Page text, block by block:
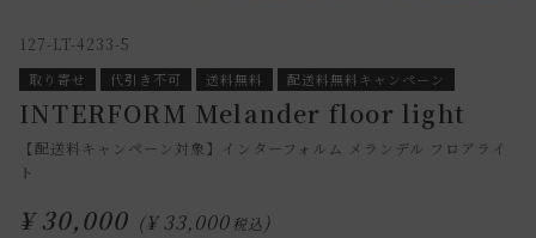
127-LT-4233-5
取り寄せ 代引き不可 送料無料 配送料無料キャンペーン
INTERFORM Melander floor light
【配送料キャンペーン対象】インターフォルム メランデル フロアライ
ト
¥ 30,000 ¥ 33,000税込